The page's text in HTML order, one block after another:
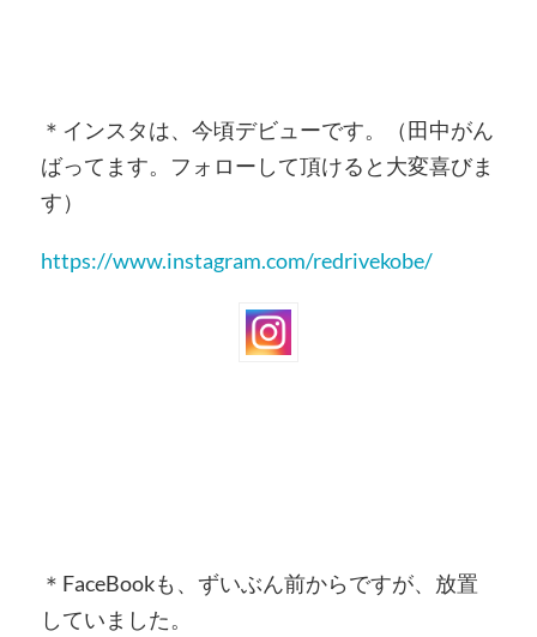
＊インスタは、今頃デビューです。（田中がん
ばってます。フォローして頂けると大変喜びま
す）
https://www.instagram.com/redrivekobe/
＊FaceBookも、ずいぶん前からですが、放置
していました。